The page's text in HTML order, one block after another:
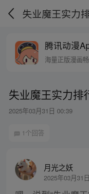
失业魔王实力
腾讯动漫
海量正版漫画
失业魔王实力排
2025年03月31日 00:39
1个回答
月光之妖
2025年03月31